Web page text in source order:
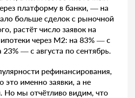
платформу в банки, — на
больше сделок с рыночной
растёт число заявок на
через М2: на 83% — с
23% — с августа по сентябрь.
рефинансирования,
это именно заявки, а не
Но мы отчётливо видим, что